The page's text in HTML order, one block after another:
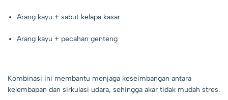
Arang kayu + sabut kelapa kasar
Arang kayu + pecahan genteng
Kombinasi ini membantu menjaga keseimbangan antara
kelembapan dan sirkulasi udara, sehingga akar tidak mudah stres.